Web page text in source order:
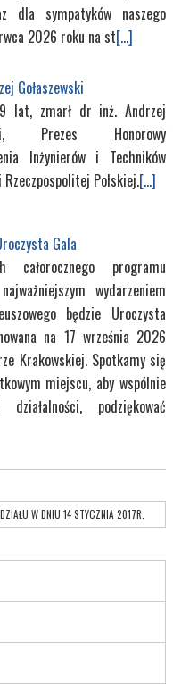
dla sympatyków naszego
2026 roku na st[...]
Gołaszewski
lat, zmarł dr inż. Andrzej
Prezes Honorowy
Inżynierów i Techników
Rzeczpospolitej Polskiej.[...]
Gala
całorocznego programu
wydarzeniem
będzie Uroczysta
na 17 września 2026
Krakowskiej. Spotkamy się
miejscu, aby wspólnie
podziękować
W DNIU 14 STYCZNIA 2017R.